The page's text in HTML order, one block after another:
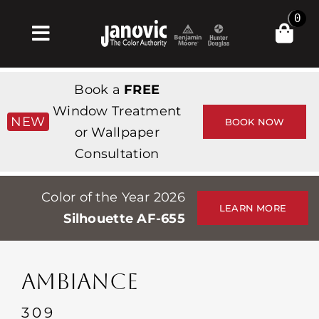
Toggle
Navigation
Products & Services
Магазин
Professionals
Stores
События
0
NEW
Book a FREE
Window Treatment
or Wallpaper
Consultation
BOOK NOW
Color of the Year 2026
Silhouette AF-655
LEARN MORE
AMBIANCE
309